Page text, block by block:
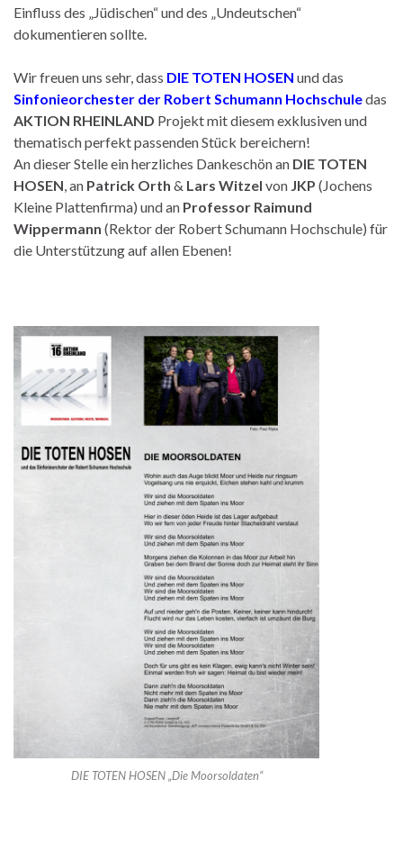
Einfluss des „Jüdischen“ und des „Undeutschen“
dokumentieren sollte.
Wir freuen uns sehr, dass DIE TOTEN HOSEN und das
Sinfonieorchester der Robert Schumann Hochschuledas
AKTION RHEINLAND Projekt mit diesem exklusiven und
thematisch perfekt passenden Stück bereichern!
An dieser Stelle ein herzliches Dankeschön an DIE TOTEN
HOSEN , an Patrick Orth & Lars Witzel von JKP (Jochens
Kleine Plattenfirma) und an Professor Raimund
Wippermann (Rektor der Robert Schumann Hochschule) für
die Unterstützung auf allen Ebenen!
DIE TOTEN HOSEN „Die Moorsoldaten“